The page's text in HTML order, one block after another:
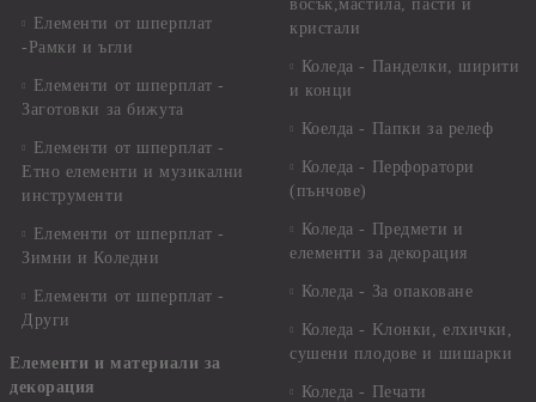
Елементи от шперплат
-Рамки и ъгли
Елементи от шперплат -
Заготовки за бижута
Елементи от шперплат -
Етно елементи и музикални
инструменти
Елементи от шперплат -
Зимни и Коледни
Елементи от шперплат -
Други
Елементи и материали за
декорация
восък,мастила, пасти и
кристали
Коледа - Панделки, ширити
и конци
Коелда - Папки за релеф
Коледа - Перфоратори
(пънчове)
Коледа - Предмети и
елементи за декорация
Коледа - За опаковане
Коледа - Kлонки, елхички,
сушени плодове и шишарки
Коледа - Печати